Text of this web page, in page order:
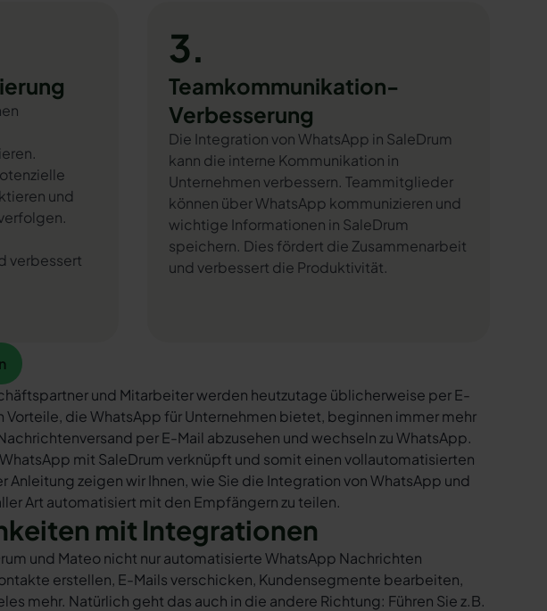
und
verbessert
3.
Teamkommunikation-
Verbesserung
Die Integration von WhatsApp in SaleDrum
kann die interne Kommunikation in
Unternehmen verbessern. Teammitglieder
können über WhatsApp kommunizieren und
wichtige Informationen in SaleDrum
speichern. Dies fördert die Zusammenarbeit
und verbessert die Produktivität.
und Mitarbeiter werden heutzutage üblicherweise per E-
die WhatsApp für Unternehmen bietet, beginnen immer mehr
per E-Mail abzusehen und wechseln zu WhatsApp.
mit SaleDrum verknüpft und somit einen vollautomatisierten
zeigen wir Ihnen, wie Sie die Integration von WhatsApp und
Art automatisiert mit den Empfängern zu teilen.
mit Integrationen
und Mateo nicht nur automatisierte WhatsApp Nachrichten
erstellen, E-Mails verschicken, Kundensegmente bearbeiten,
mehr. Natürlich geht das auch in die andere Richtung: Führen Sie z.B.